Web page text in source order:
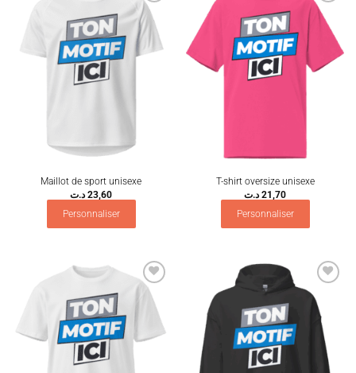
Ajouter
à la
wishlist
Maillot de sport unisexe
23,60 د.ت
Personnaliser
Ajouter
à la
wishlist
T-shirt oversize unisexe
21,70 د.ت
Personnaliser
Ajouter
à la
wishlist
Ajouter
wishlist